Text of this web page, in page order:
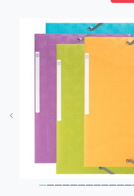
STATIONERY
HOSPITALITY